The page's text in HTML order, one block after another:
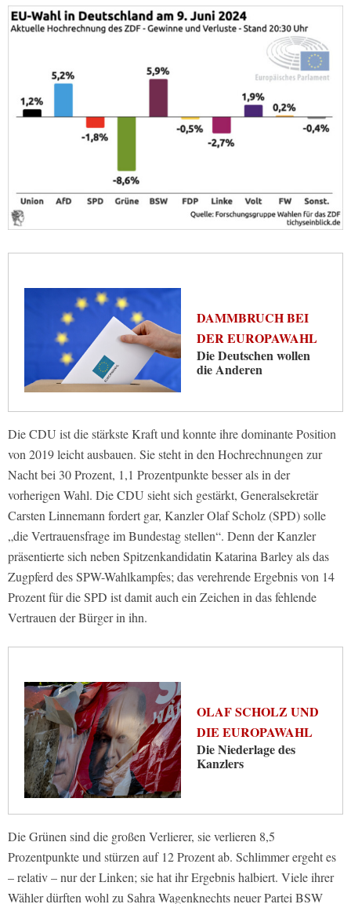
DAMMBRUCH BEI
DER EUROPAWAHL
Die Deutschen wollen
die Anderen
Die CDU ist die stärkste Kraft und konnte ihre dominante Position
von 2019 leicht ausbauen. Sie steht in den Hochrechnungen zur
Nacht bei 30 Prozent, 1,1 Prozentpunkte besser als in der
vorherigen Wahl. Die CDU sieht sich gestärkt, Generalsekretär
Carsten Linnemann fordert gar, Kanzler Olaf Scholz (SPD) solle
„die Vertrauensfrage im Bundestag stellen“. Denn der Kanzler
präsentierte sich neben Spitzenkandidatin Katarina Barley als das
Zugpferd des SPW-Wahlkampfes; das verehrende Ergebnis von 14
Prozent für die SPD ist damit auch ein Zeichen in das fehlende
Vertrauen der Bürger in ihn.
OLAF SCHOLZ UND
DIE EUROPAWAHL
Die Niederlage des
Kanzlers
Die Grünen sind die großen Verlierer, sie verlieren 8,5
Prozentpunkte und stürzen auf 12 Prozent ab. Schlimmer ergeht es
– relativ – nur der Linken; sie hat ihr Ergebnis halbiert. Viele ihrer
Wähler dürften wohl zu Sahra Wagenknechts neuer Partei BSW